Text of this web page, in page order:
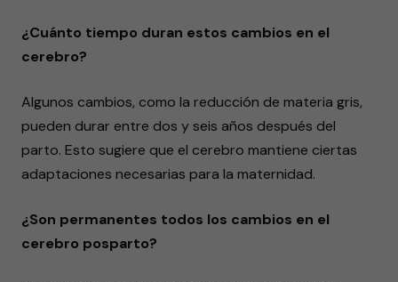
¿Cuánto tiempo duran estos cambios en el
cerebro?
Algunos cambios, como la reducción de materia gris,
pueden durar entre dos y seis años después del
parto. Esto sugiere que el cerebro mantiene ciertas
adaptaciones necesarias para la maternidad.
¿Son permanentes todos los cambios en el
cerebro posparto?